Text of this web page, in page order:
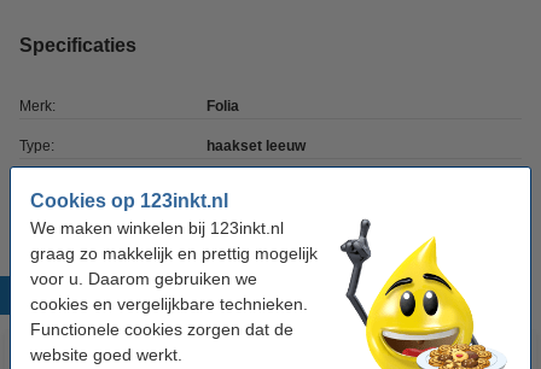
Cookies op 123inkt.nl
We maken winkelen bij 123inkt.nl
graag zo makkelijk en prettig mogelijk
voor u. Daarom gebruiken we
cookies en vergelijkbare technieken.
Functionele cookies zorgen dat de
website goed werkt.
Specificaties
Merk: Folia
Type: haakset leeuw
Populaire producten